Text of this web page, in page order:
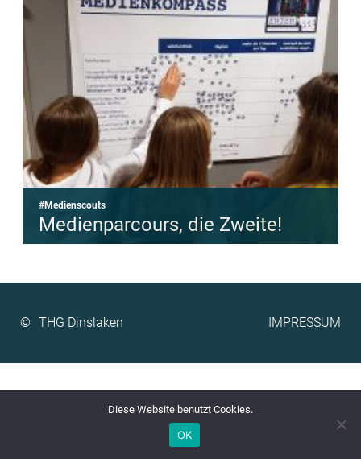
#Medienscouts
Medienparcours, die Zweite!
© IMPRESSUM
Diese Website benutzt Cookies.
OK